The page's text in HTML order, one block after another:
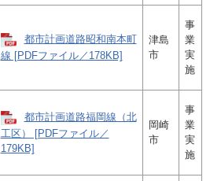
都市計画道路昭和南本町
線 [PDFファイル／178KB]
津島
市
事
業
実
施
都市計画道路福岡線（北
工区） [PDFファイル／
179KB]
岡崎
市
事
業
実
施